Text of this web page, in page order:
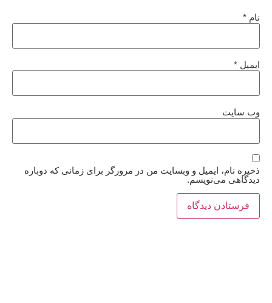
نام *
ایمیل *
وب‌ سایت
ذخیره نام، ایمیل و وبسایت من در مرورگر برای زمانی که دوباره
دیدگاهی می‌نویسم.